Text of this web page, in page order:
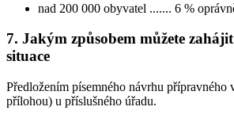
nad 200 000 obyvatel ....... 6 %
7. Jakým způsobem můžete
situace
Předložením písemného návrhu přípravného
přílohou) u příslušného úřadu.